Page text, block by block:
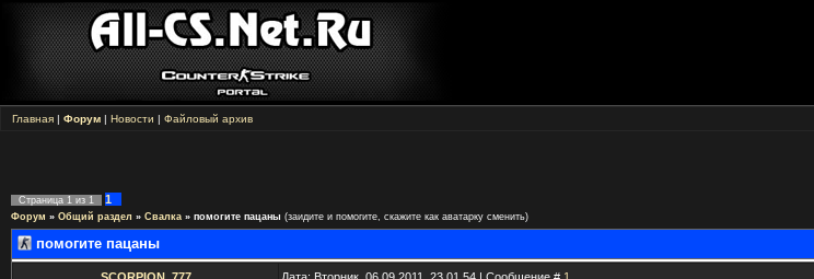
Главная | Форум | Новости | Файловый архив
Страница 1 из 1 1
Форум » Общий раздел » Свалка » помогите пацаны (заидите и помогите, скажите как аватарку сменить)
помогите пацаны